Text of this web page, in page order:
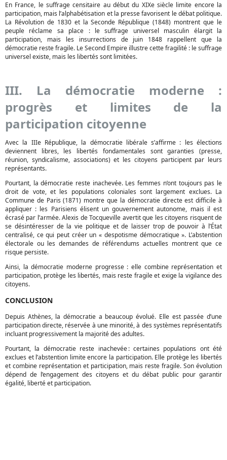
En France, le suffrage censitaire au début du XIXe siècle limite encore la
participation, mais l’alphabétisation et la presse favorisent le débat politique.
La Révolution de 1830 et la Seconde République (1848) montrent que le
peuple réclame sa place : le suffrage universel masculin élargit la
participation, mais les insurrections de juin 1848 rappellent que la
démocratie reste fragile. Le Second Empire illustre cette fragilité : le suffrage
universel existe, mais les libertés sont limitées.
III. La démocratie moderne :
progrès et limites de la
participation citoyenne
Avec la IIIe République, la démocratie libérale s’affirme : les élections
deviennent libres, les libertés fondamentales sont garanties (presse,
réunion, syndicalisme, associations) et les citoyens participent par leurs
représentants.
Pourtant, la démocratie reste inachevée. Les femmes n’ont toujours pas le
droit de vote, et les populations coloniales sont largement exclues. La
Commune de Paris (1871) montre que la démocratie directe est difficile à
appliquer : les Parisiens élisent un gouvernement autonome, mais il est
écrasé par l’armée. Alexis de Tocqueville avertit que les citoyens risquent de
se désintéresser de la vie politique et de laisser trop de pouvoir à l’État
centralisé, ce qui peut créer un « despotisme démocratique ». L’abstention
électorale ou les demandes de référendums actuelles montrent que ce
risque persiste.
Ainsi, la démocratie moderne progresse : elle combine représentation et
participation, protège les libertés, mais reste fragile et exige la vigilance des
citoyens.
CONCLUSION
Depuis Athènes, la démocratie a beaucoup évolué. Elle est passée d’une
participation directe, réservée à une minorité, à des systèmes représentatifs
incluant progressivement la majorité des adultes.
Pourtant, la démocratie reste inachevée : certaines populations ont été
exclues et l’abstention limite encore la participation. Elle protège les libertés
et combine représentation et participation, mais reste fragile. Son évolution
dépend de l’engagement des citoyens et du débat public pour garantir
égalité, liberté et participation.